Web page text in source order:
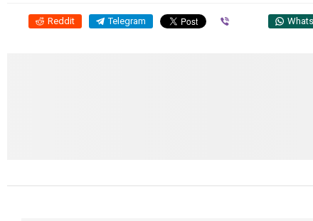
Reddit Telegram